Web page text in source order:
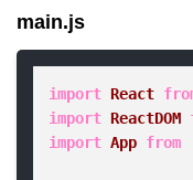
main.js
import React
import ReactDOM
import App from